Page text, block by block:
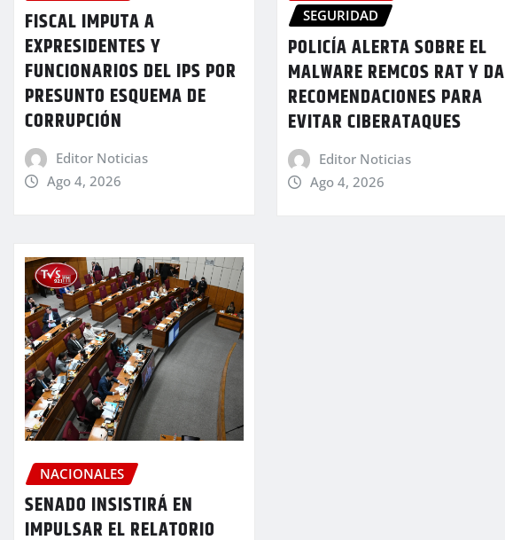
FISCAL IMPUTA A
EXPRESIDENTES Y
FUNCIONARIOS DEL IPS POR
PRESUNTO ESQUEMA DE
CORRUPCIÓN
Editor Noticias
Ago 4, 2026
SEGURIDAD
POLICÍA ALERTA SOBRE EL
MALWARE REMCOS RAT Y DA
RECOMENDACIONES PARA
EVITAR CIBERATAQUES
Editor Noticias
Ago 4, 2026
NACIONALES
SENADO INSISTIRÁ EN
IMPULSAR EL RELATORIO